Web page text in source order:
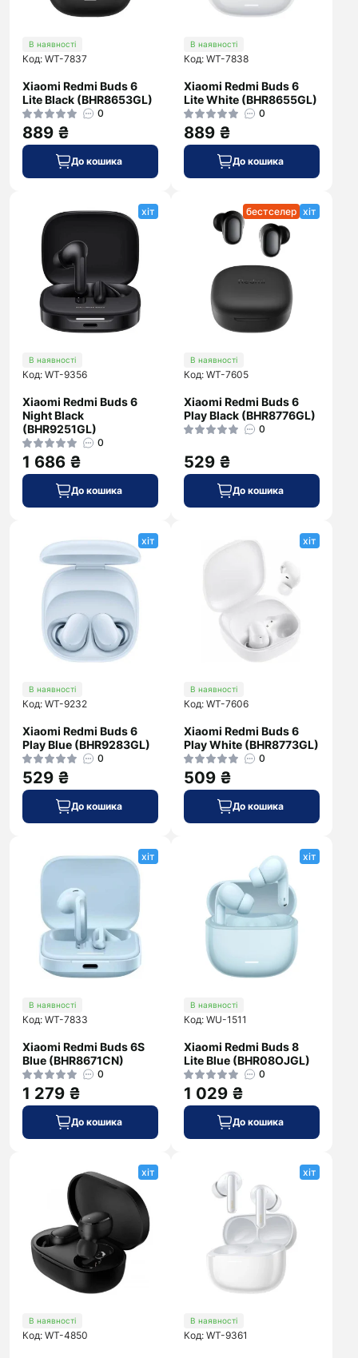
В наявності
Код: WT-7837
Xiaomi Redmi Buds 6
Lite Black (BHR8653GL)
0
889 ₴
До кошика
В наявності
Код: WT-7838
Xiaomi Redmi Buds 6
Lite White (BHR8655GL)
0
889 ₴
До кошика
хіт
В наявності
Код: WT-9356
Xiaomi Redmi Buds 6
Night Black
(BHR9251GL)
0
1 686 ₴
До кошика
бестселер хіт
В наявності
Код: WT-7605
Xiaomi Redmi Buds 6
Play Black (BHR8776GL)
0
529 ₴
До кошика
хіт
В наявності
Код: WT-9232
Xiaomi Redmi Buds 6
Play Blue (BHR9283GL)
0
529 ₴
До кошика
хіт
В наявності
Код: WT-7606
Xiaomi Redmi Buds 6
Play White (BHR8773GL)
0
509 ₴
До кошика
хіт
В наявності
Код: WT-7833
Xiaomi Redmi Buds 6S
Blue (BHR8671CN)
0
1 279 ₴
До кошика
хіт
В наявності
Код: WU-1511
Xiaomi Redmi Buds 8
Lite Blue (BHR08OJGL)
0
1 029 ₴
До кошика
хіт
В наявності
Код: WT-4850
хіт
В наявності
Код: WT-9361